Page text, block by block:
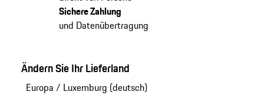
Sichere Zahlung
und Datenübertragung
Ändern Sie Ihr Lieferland
Europa / Luxemburg (deutsch)